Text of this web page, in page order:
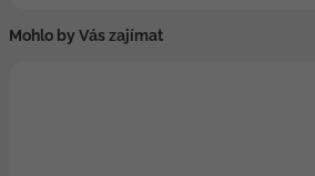
Mohlo by Vás zajímat